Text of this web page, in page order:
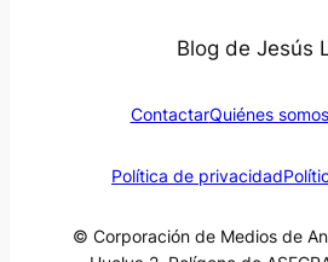
Blog de Jesús
ContactarQuiénes somos
Política de privacidad
© Corporación de Medios de